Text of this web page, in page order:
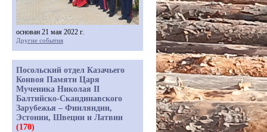
основан 21 мая 2022 г.
Другие события
Посольский отдел Казачьего
Конвоя Памяти Царя
Мученика Николая II
Балтийско-Скандинавского
Зарубежья – Финляндии,
Эстонии, Швеции и Латвии
(170)